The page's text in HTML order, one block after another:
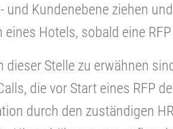
und Kundenebene ziehen
eines Hotels, sobald eine
dieser Stelle zu erwähnen
die vor Start eines RFP
durch den zuständigen